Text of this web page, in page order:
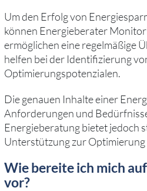
Um den Erfolg von
können Energieberater
ermöglichen eine regelmäßige
helfen bei der Identifizierung
Optimierungspotenzialen.
Die genauen Inhalte einer
Anforderungen und
Energieberatung bietet jedoch
Unterstützung zur
Wie bereite ich mich
vor?